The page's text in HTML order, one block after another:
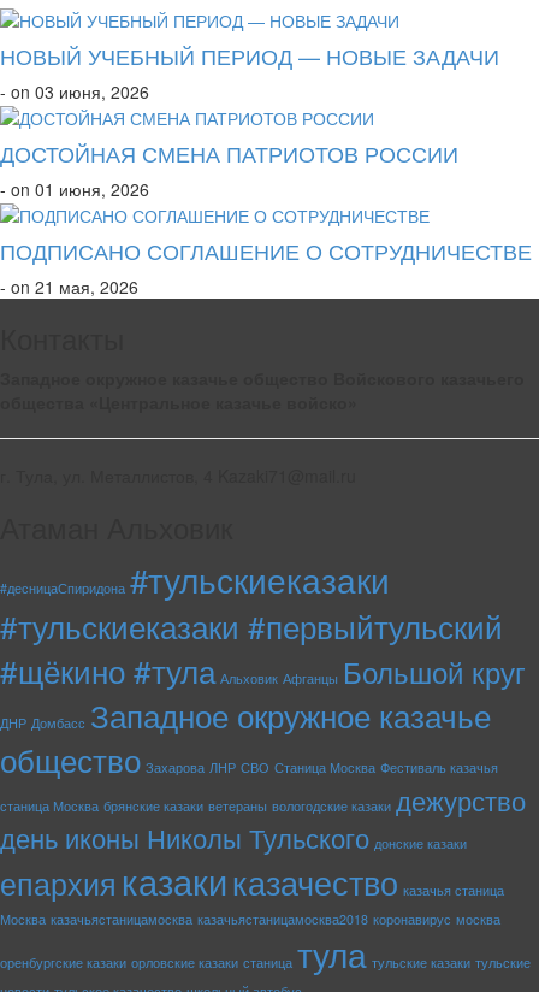
НОВЫЙ УЧЕБНЫЙ ПЕРИОД — НОВЫЕ ЗАДАЧИ
- on 03 июня, 2026
ДОСТОЙНАЯ СМЕНА ПАТРИОТОВ РОССИИ
- on 01 июня, 2026
ПОДПИСАНО СОГЛАШЕНИЕ О СОТРУДНИЧЕСТВЕ
- on 21 мая, 2026
#десницаСпиридона #тульскиеказаки
#тульскиеказаки #первыйтульский
#щёкино #тула Альховик Афганцы Большой круг
ДНР Домбасс Западное окружное казачье
общество Захарова ЛНР СВО Станица Москва Фестиваль казачья
станица Москва брянские казаки ветераны вологодские казаки дежурство
день иконы Николы Тульского донские казаки
епархия казакиказачество казачья станица
Москва казачьястаницамосква казачьястаницамосква2018 коронавирус москва
оренбургские казаки орловские казаки станица тула тульские казаки тульские